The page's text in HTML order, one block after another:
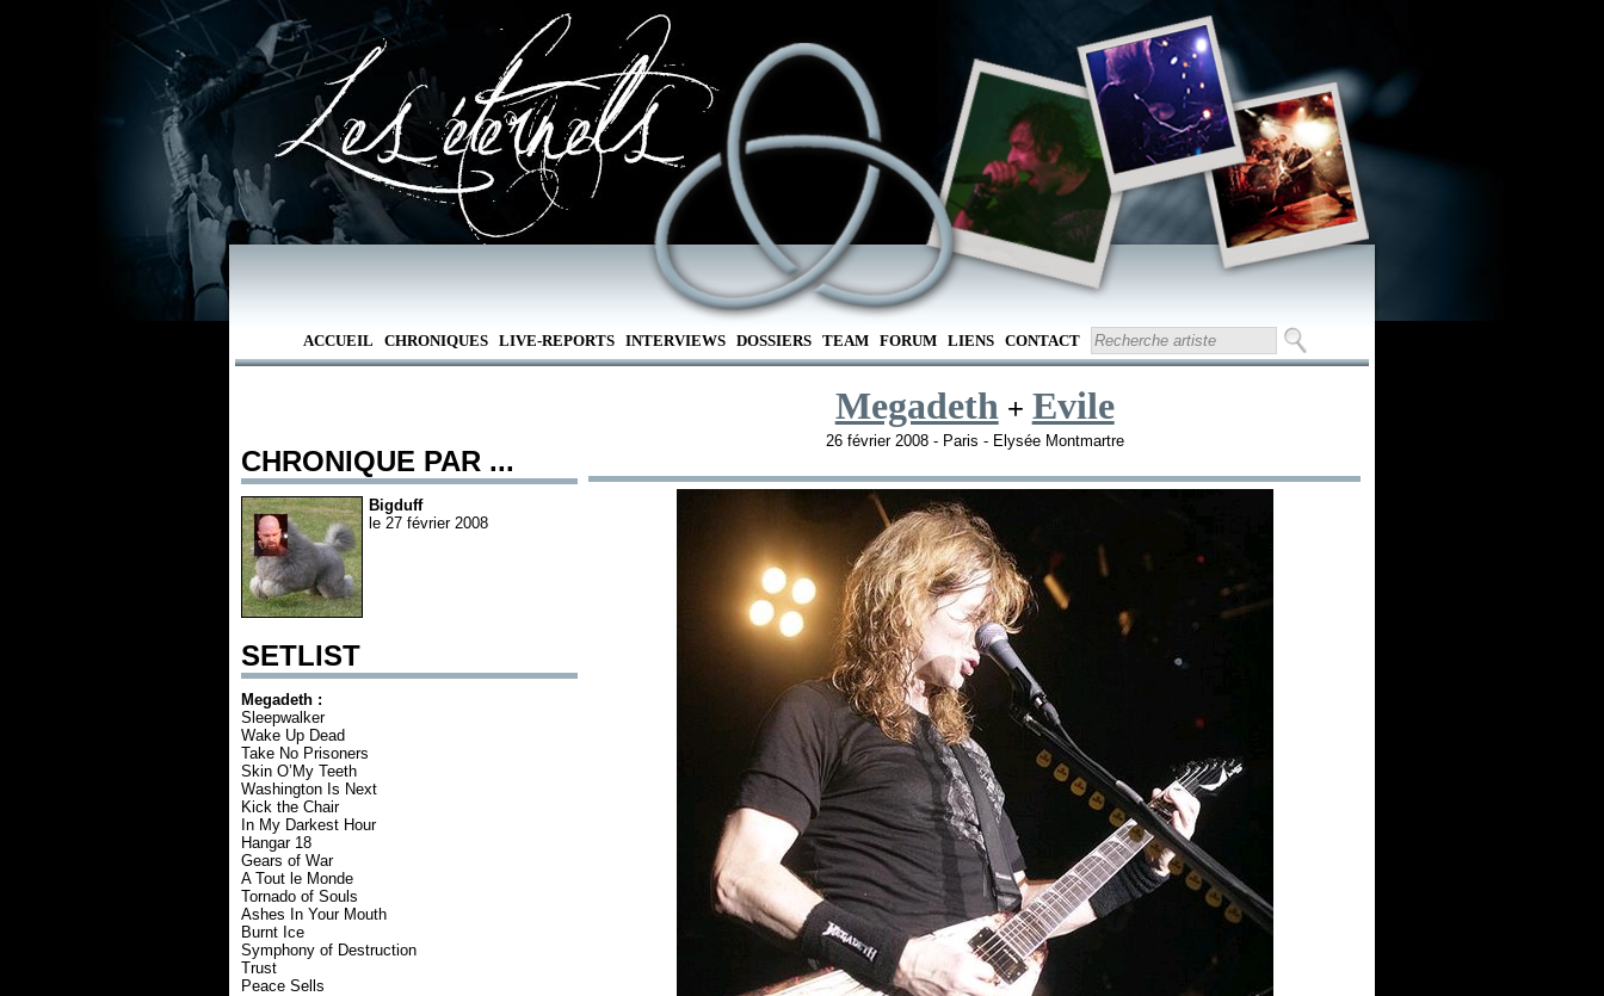
ACCUEIL CHRONIQUES LIVE-REPORTS INTERVIEWS DOSSIERS TEAM FORUM LIENS CONTACT
CHRONIQUE PAR ...
Bigduff
le 27 février 2008
SETLIST
Megadeth :
Sleepwalker
Wake Up Dead
Take No Prisoners
Skin O’My Teeth
Washington Is Next
Kick the Chair
In My Darkest Hour
Hangar 18
Gears of War
A Tout le Monde
Tornado of Souls
Ashes In Your Mouth
Burnt Ice
Symphony of Destruction
Trust
Peace Sells
Megadeth + Evile
26 février 2008 - Paris - Elysée Montmartre